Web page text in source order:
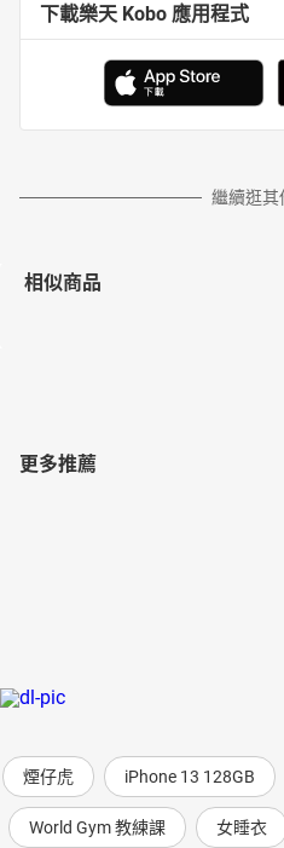
下載樂天 Kobo 應用程式
繼續逛其
相似商品
更多推薦
煙仔虎 iPhone 13 128GB
World Gym 教練課 女睡衣